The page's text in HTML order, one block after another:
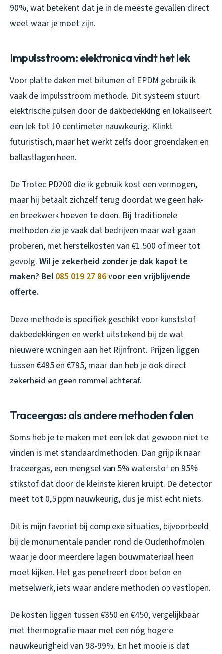
90%, wat betekent dat je in de meeste gevallen direct
weet waar je moet zijn.
Impulsstroom: elektronica vindt het lek
Voor platte daken met bitumen of EPDM gebruik ik
vaak de impulsstroom methode. Dit systeem stuurt
elektrische pulsen door de dakbedekking en lokaliseert
een lek tot 10 centimeter nauwkeurig. Klinkt
futuristisch, maar het werkt zelfs door groendaken en
ballastlagen heen.
De Trotec PD200 die ik gebruik kost een vermogen,
maar hij betaalt zichzelf terug doordat we geen hak-
en breekwerk hoeven te doen. Bij traditionele
methoden zie je vaak dat bedrijven maar wat gaan
proberen, met herstelkosten van €1.500 of meer tot
gevolg. Wil je zekerheid zonder je dak kapot te
maken? Bel 085 019 27 86voor een vrijblijvende
offerte.
Deze methode is specifiek geschikt voor kunststof
dakbedekkingen en werkt uitstekend bij de wat
nieuwere woningen aan het Rijnfront. Prijzen liggen
tussen €495 en €795, maar dan heb je ook direct
zekerheid en geen rommel achteraf.
Traceergas: als andere methoden falen
Soms heb je te maken met een lek dat gewoon niet te
vinden is met standaardmethoden. Dan grijp ik naar
traceergas, een mengsel van 5% waterstof en 95%
stikstof dat door de kleinste kieren kruipt. De detector
meet tot 0,5 ppm nauwkeurig, dus je mist echt niets.
Dit is mijn favoriet bij complexe situaties, bijvoorbeeld
bij de monumentale panden rond de Oudenhofmolen
waar je door meerdere lagen bouwmateriaal heen
moet kijken. Het gas penetreert door beton en
metselwerk, iets waar andere methoden op vastlopen.
De kosten liggen tussen €350 en €450, vergelijkbaar
met thermografie maar met een nóg hogere
nauwkeurigheid van 98-99%. En het mooie is dat